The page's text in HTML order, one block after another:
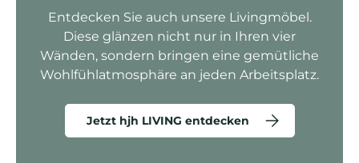
Entdecken Sie auch unsere Livingmöbel.
Diese glänzen nicht nur in Ihren vier
Wänden, sondern bringen eine gemütliche
Wohlfühlatmosphäre an jeden Arbeitsplatz.
Jetzt hjh LIVING entdecken